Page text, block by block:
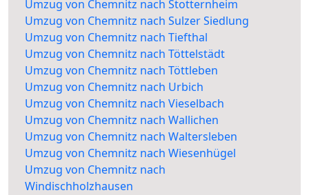
Umzug von Chemnitz nach Stotternheim
Umzug von Chemnitz nach Sulzer Siedlung
Umzug von Chemnitz nach Tiefthal
Umzug von Chemnitz nach Töttelstädt
Umzug von Chemnitz nach Töttleben
Umzug von Chemnitz nach Urbich
Umzug von Chemnitz nach Vieselbach
Umzug von Chemnitz nach Wallichen
Umzug von Chemnitz nach Waltersleben
Umzug von Chemnitz nach Wiesenhügel
Umzug von Chemnitz nach
Windischholzhausen